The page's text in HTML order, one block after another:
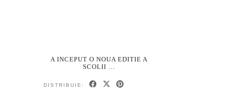
A INCEPUT O NOUA EDITIE A
SCOLII …
DISTRIBUIE: